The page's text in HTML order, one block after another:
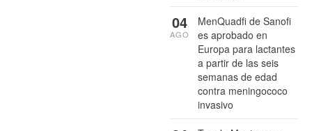
MenQuadfi de Sanofi
es aprobado en
Europa para lactantes
a partir de las seis
semanas de edad
contra meningococo
invasivo
04
AGO